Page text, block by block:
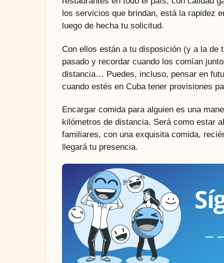
los servicios que brindan, está la rapidez
luego de hecha tu solicitud.
Con ellos están a tu disposición (y a la de
pasado y recordar cuando los comían
distancia… Puedes, incluso, pensar en
cuando estés en Cuba tener provisiones
Encargar comida para alguien es una
kilómetros de distancia. Será como estar
familiares, con una exquisita comida,
llegará tu presencia.